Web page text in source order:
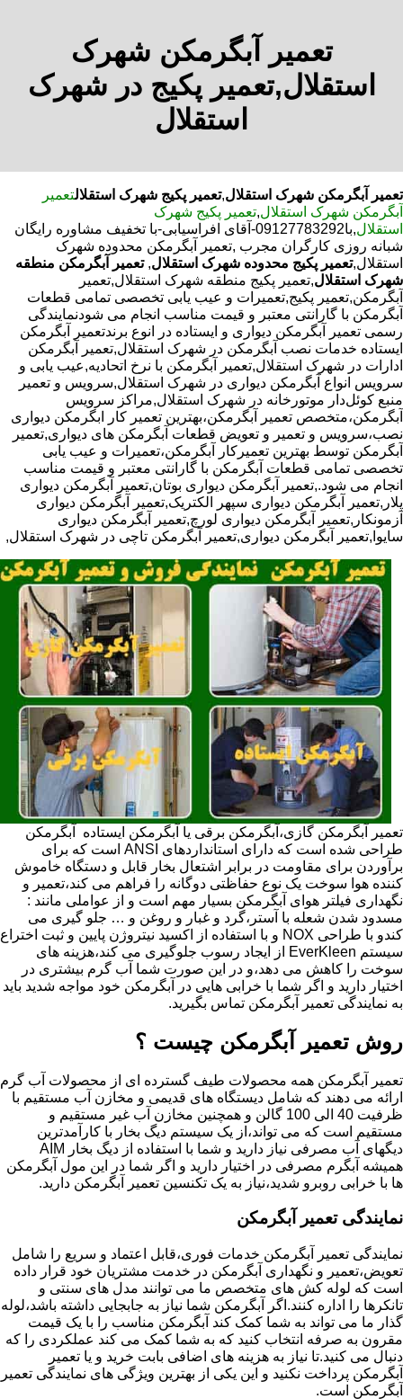
تعمیر آبگرمکن شهرک
استقلال,تعمیر پکیج در شهرک
استقلال
تعمیر آبگرمکن شهرک استقلال,تعمیر پکیج شهرک استقلالتعمیر
آبگرمکن شهرک استقلال,تعمیر پکیج شهرک
استقلال,با
09127783292-آقای افراسیابی-با تخفیف مشاوره رایگان
شبانه روزی کارگران مجرب ,تعمیر آبگرمکن محدوده شهرک
استقلال,تعمیر پکیج محدوده شهرک استقلال, تعمیر آبگرمکن منطقه
شهرک استقلال,تعمیر پکیج منطقه شهرک استقلال,تعمیر
آبگرمکن,تعمیر پکیج,تعمیرات و عیب یابی تخصصی تمامی قطعات
آبگرمکن با گارانتی معتبر و قیمت مناسب انجام می شودنمایندگی
رسمی تعمیر آبگرمکن دیواری و ایستاده در انوع برندتعمیر آبگرمکن
ایستاده خدمات نصب آبگرمکن در شهرک استقلال,تعمیر آبگرمکن
ادارات در شهرک استقلال,تعمیر آبگرمکن با نرخ اتحادیه,عیب یابی و
سرویس انواع آبگرمکن دیواری در شهرک استقلال,سرویس و تعمیر
منبع کوئل‌دار موتورخانه در شهرک استقلال,مراکز سرویس
آبگرمکن،متخصص تعمیر آبگرمکن،بهترین تعمیر کار ابگرمکن دیواری
نصب،سرویس و تعمیر و تعویض قطعات آبگرمکن های دیواری,تعمیر
آبگرمکن توسط بهترین تعمیرکار آبگرمکن،تعمیرات و عیب یابی
تخصصی تمامی قطعات آبگرمکن با گارانتی معتبر و قیمت مناسب
انجام می شود.,تعمیر آبگرمکن دیواری بوتان,تعمیر آبگرمکن دیواری
پلار,تعمیر آبگرمکن دیواری سپهر الکتریک,تعمیر آبگرمکن دیواری
آزمونکار,تعمیر آبگرمکن دیواری لورچ,تعمیر آبگرمکن دیواری
سایوا,تعمیر آبگرمکن دیواری,تعمیر آبگرمکن تاچی در شهرک استقلال,
تعمیر آبگرمکن گازی،آبگرمکن برقی یا آبگرمکن ایستاده ​ آبگرمکن
طراحی شده است که دارای استانداردهای ANSI است که برای
برآوردن برای مقاومت در برابر اشتعال بخار قابل و دستگاه خاموش
کننده هوا سوخت یک نوع حفاظتی دوگانه را فراهم می کند،تعمیر و
نگهداری فیلتر هوای آبگرمکن بسیار مهم است و از عواملی مانند :
مسدود شدن شعله با آستر،گرد و غبار و روغن و … جلو گیری می
کندو با طراحی NOX و با استفاده از اکسید نیتروژن پایین و ثبت اختراع
سیستم EverKleen از ایجاد رسوب جلوگیری می کند،هزینه های
سوخت را کاهش می دهد،و در این صورت شما آب گرم بیشتری در
اختیار دارید و اگر شما با خرابی هایی در آبگرمکن خود مواجه شدید باید
به نمایندگی تعمیر آبگرمکن تماس بگیرید.
روش تعمیر آبگرمکن چیست ؟
تعمیر آبگرمکن همه محصولات طیف گسترده ای از محصولات آب گرم
ارائه می دهند که شامل دیستگاه های قدیمی و مخازن آب مستقیم با
ظرفیت 40 الی 100 گالن و همچنین مخازن آب غیر مستقیم و
مستقیم است که می تواند،از یک سیستم دیگ بخار با کارآمدترین
دیگهای آب مصرفی نیاز دارید و شما با استفاده از دیگ بخار AIM
همیشه آبگرم مصرفی در اختیار دارید و اگر شما در این مول آبگرمکن
ها با خرابی روبرو شدید،نیاز به یک تکنسین تعمیر آبگرمکن دارید.
نمایندگی تعمیر آبگرمکن
نمایندگی تعمیر آبگرمکن خدمات فوری،قابل اعتماد و سریع را شامل
تعویض،تعمیر و نگهداری آبگرمکن در خدمت مشتریان خود قرار داده
است که لوله کش های متخصص ما می توانند مدل های سنتی و
تانکرها را اداره کنند.اگر آبگرمکن شما نیاز به جابجایی داشته باشد،لوله
گذار ما می تواند به شما کمک کند آبگرمکن مناسب را با یک قیمت
مقرون به صرفه انتخاب کنید که به شما کمک می کند عملکردی را که
دنبال می کنید.تا نیاز به هزینه های اضافی بابت خرید و یا تعمیر
آبگرمکن پرداخت نکنید و این یکی از بهترین ویژگی های نمایندگی تعمیر
آبگرمکن است.